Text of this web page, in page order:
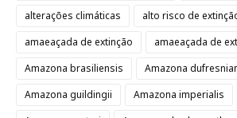
alterações climáticas
alto risco de
amaeaçada de extinção
amaeaçada de
Amazona brasiliensis
Amazona
Amazona guildingii
Amazona imperialis